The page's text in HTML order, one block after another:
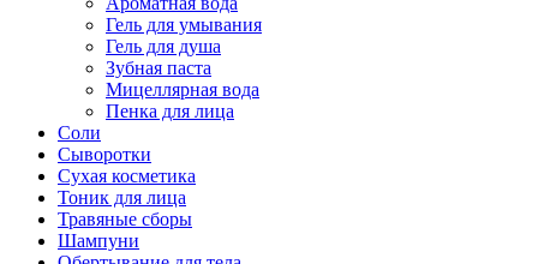
Гель для умывания
Гель для душа
Зубная паста
Мицеллярная вода
Пенка для лица
Соли
Сыворотки
Сухая косметика
Тоник для лица
Травяные сборы
Шампуни